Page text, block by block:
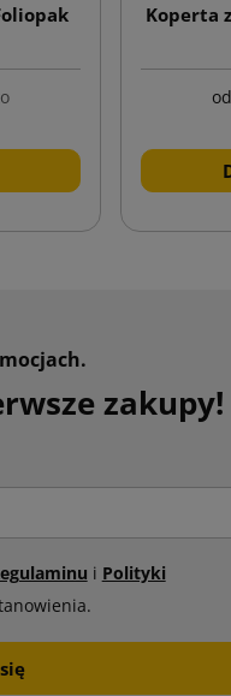
Koperta
od
zakupy!
i Polityki